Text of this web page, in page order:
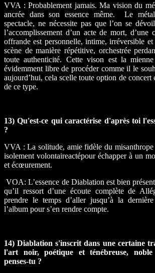
VVA : Probablement jamais. Ma vision du
ancrée dans son essence même. Le
spectacle, ne nécessite pas que l’on se
l’accomplissement d’un acte de mort, d’une
offrande est personnelle, intime, irréversible et
scène de manière répétitive, orchestrée
toute authenticité. Cette vison est la
évidemment libre de procéder comme il le
aujourd’hui, cela scelle toute option de concert
de ce type.
13) Qu'est-ce qui caractérise d'après toi
?
VVA : La solitude, amie fidèle du misanthrope
isolement volontaireactépour échapper à un
et écœurement.
VOA: L’essence de Diablation est bien
qu’il ressort d’une écoute complète de
prendre le temps d’aller jusqu’à la
l’album pour s’en rendre compte.
14) Diablation s'inscrit dans une certaine
l'art noir, poétique et ténébreuse,
penses-tu ?